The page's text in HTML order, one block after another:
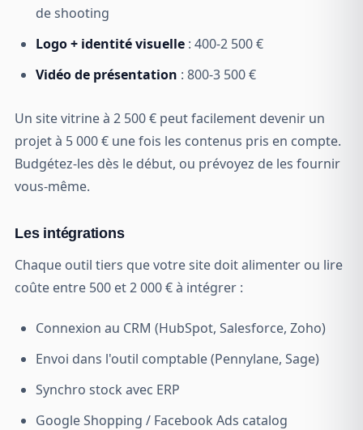
de shooting
Logo + identité visuelle : 400-2 500 €
Vidéo de présentation : 800-3 500 €
Un site vitrine à 2 500 € peut facilement devenir un
projet à 5 000 € une fois les contenus pris en compte.
Budgétez-les dès le début, ou prévoyez de les fournir
vous-même.
Les intégrations
Chaque outil tiers que votre site doit alimenter ou lire
coûte entre 500 et 2 000 € à intégrer :
Connexion au CRM (HubSpot, Salesforce, Zoho)
Envoi dans l'outil comptable (Pennylane, Sage)
Synchro stock avec ERP
Google Shopping / Facebook Ads catalog